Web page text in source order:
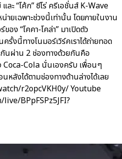
ละ “โค้ก” ซีโร่ ครีเอชั่นส์ K-Wave
ยเฉพาะช่วงนี้เท่านั้น โดยภายในงาน
ง “โคคา-โคล่า” มาเปิดตัว
งนี้ทางโนมอร์เวิร์คเราได้ถ่ายทอด
กันผ่าน 2 ช่องทางด้วยกันคือ
Coca-Cola นั่นเองครับ เพื่อนๆ
หลังได้ตามช่องทางด้านล่างได้เลย
r2opcVKH0y/ Youtube
BPpFSPz5JFI?